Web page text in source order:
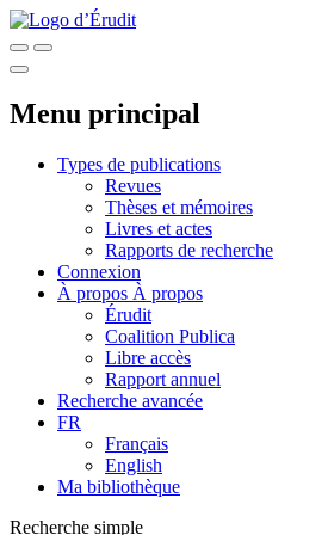
Menu principal
Types de publications
Revues
Thèses et mémoires
Livres et actes
Rapports de recherche
Connexion
À propos À propos
Érudit
Coalition Publica
Libre accès
Rapport annuel
Recherche avancée
FR
Français
English
Ma bibliothèque
Recherche simple